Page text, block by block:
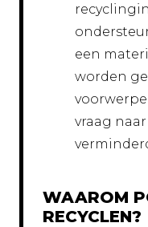
een
worden
vraag
WAAROM
RECYCLEN?